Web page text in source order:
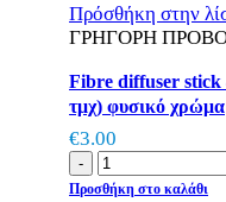
Πρόσθήκη στην
ΓΡΗΓΟΡΗ
Fibre diffuser stick
τμχ) φυσικό χρώμα
€3.00
-
Προσθήκη στο καλάθι